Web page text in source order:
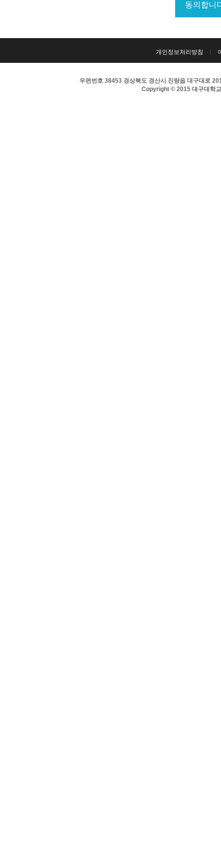
개인정보처리방침
우편번호 38453 경상북도 경산시 진량읍 대구대로
Copyright © 2015 대구대학